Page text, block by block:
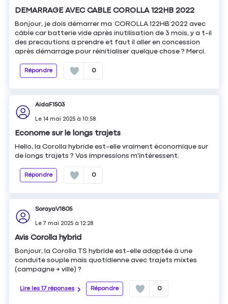
DEMARRAGE AVEC CABLE COROLLA 122HB 2022
Bonjour, je dois démarrer ma COROLLA 122HB 2022 avec
câble car batterie vide après inutilisation de 3 mois, y a t-il
des precautions a prendre et faut il aller en concession
après démarrage pour réinitialiser quelque chose ? Merci.
Répondre 0
AidaF1503
Le14 mai 2025 à10:58
Econome sur le longs trajets
Hello, la Corolla hybride est-elle vraiment économique sur
de longs trajets ? Vos impressions m'intéressent.
Répondre 0
SorayaV1805
Le7 mai 2025 à12:28
Avis Corolla hybrid
Bonjour, la Corolla TS hybride est-elle adaptée à une
conduite souple mais quotidienne avec trajets mixtes
(campagne + ville) ?
Lire les 17 réponses Répondre 0